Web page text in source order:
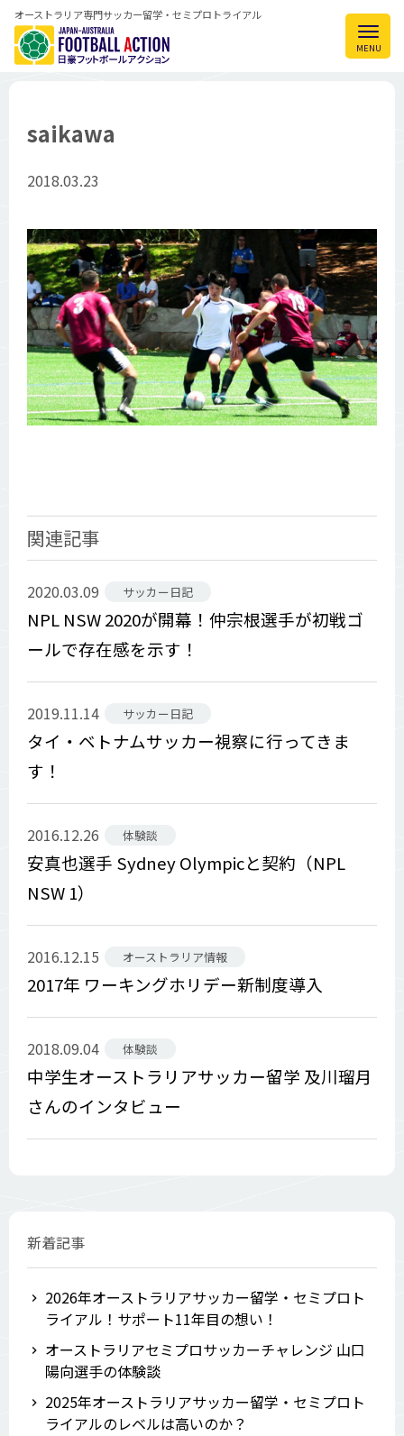
オーストラリア専門サッカー留学・セミプロトライアル
saikawa
2018.03.23
関連記事
2020.03.09 サッカー日記
NPL NSW 2020が開幕！仲宗根選手が初戦ゴ
ールで存在感を示す！
2019.11.14 サッカー日記
タイ・ベトナムサッカー視察に行ってきま
す！
2016.12.26 体験談
安真也選手 Sydney Olympicと契約（NPL
NSW 1）
2016.12.15 オーストラリア情報
2017年 ワーキングホリデー新制度導入
2018.09.04 体験談
中学生オーストラリアサッカー留学 及川瑠月
さんのインタビュー
新着記事
2026年オーストラリアサッカー留学・セミプロト
ライアル！サポート11年目の想い！
オーストラリアセミプロサッカーチャレンジ 山口
陽向選手の体験談
2025年オーストラリアサッカー留学・セミプロト
ライアルのレベルは高いのか？